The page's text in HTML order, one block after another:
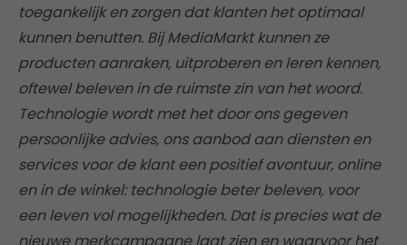
toegankelijk en zorgen dat klanten het optimaal
kunnen benutten. Bij MediaMarkt kunnen ze
producten aanraken, uitproberen en leren kennen,
oftewel beleven in de ruimste zin van het woord.
Technologie wordt met het door ons gegeven
persoonlijke advies, ons aanbod aan diensten en
services voor de klant een positief avontuur, online
en in de winkel: technologie beter beleven, voor
een leven vol mogelijkheden. Dat is precies wat de
nieuwe merkcampagne laat zien en waarvoor het